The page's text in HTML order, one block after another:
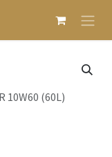
10W60 (60L)